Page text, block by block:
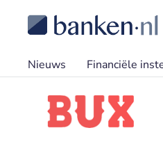
Nieuws Financiële